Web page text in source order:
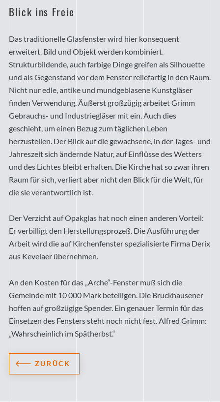
Blick ins Freie
Das traditionelle Glasfenster wird hier konsequent
erweitert. Bild und Objekt werden kombiniert.
Strukturbildende, auch farbige Dinge greifen als Silhouette
und als Gegenstand vor dem Fenster reliefartig in den Raum.
Nicht nur edle, antike und mundgeblasene Kunstgläser
finden Verwendung. Äußerst großzügig arbeitet Grimm
Gebrauchs- und Industriegläser mit ein. Auch dies
geschieht, um einen Bezug zum täglichen Leben
herzustellen. Der Blick auf die gewachsene, in der Tages- und
Jahreszeit sich ändernde Natur, auf Einflüsse des Wetters
und des Lichtes bleibt erhalten. Die Kirche hat so zwar ihren
Raum für sich, verliert aber nicht den Blick für die Welt, für
die sie verantwortlich ist.
Der Verzicht auf Opakglas hat noch einen anderen Vorteil:
Er verbilligt den Herstellungsprozeß. Die Ausführung der
Arbeit wird die auf Kirchenfenster spezialisierte Firma Derix
aus Kevelaer übernehmen.
An den Kosten für das „Arche“-Fenster muß sich die
Gemeinde mit 10 000 Mark beteiligen. Die Bruckhausener
hoffen auf großzügige Spender. Ein genauer Termin für das
Einsetzen des Fensters steht noch nicht fest. Alfred Grimm:
„Wahrscheinlich im Spätherbst.“
ZURÜCK